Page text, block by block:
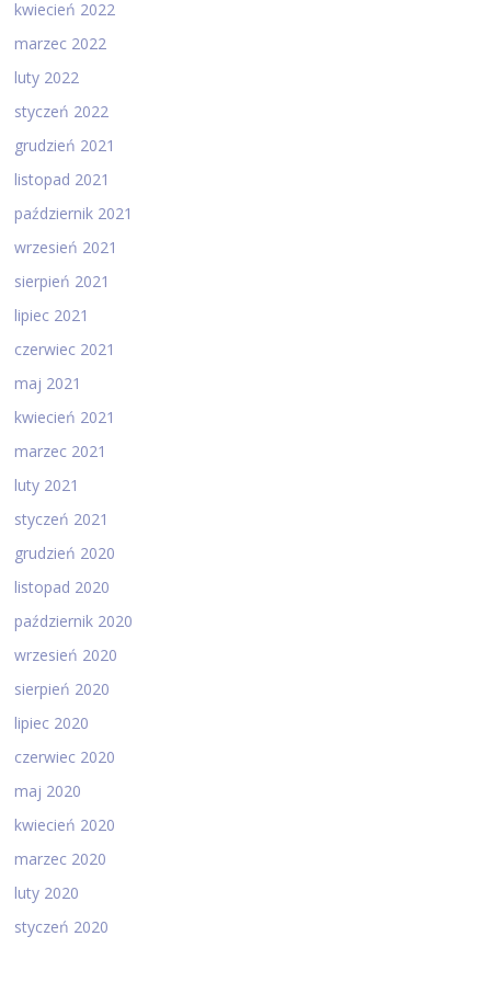
kwiecień 2022
marzec 2022
luty 2022
styczeń 2022
grudzień 2021
listopad 2021
październik 2021
wrzesień 2021
sierpień 2021
lipiec 2021
czerwiec 2021
maj 2021
kwiecień 2021
marzec 2021
luty 2021
styczeń 2021
grudzień 2020
listopad 2020
październik 2020
wrzesień 2020
sierpień 2020
lipiec 2020
czerwiec 2020
maj 2020
kwiecień 2020
marzec 2020
luty 2020
styczeń 2020